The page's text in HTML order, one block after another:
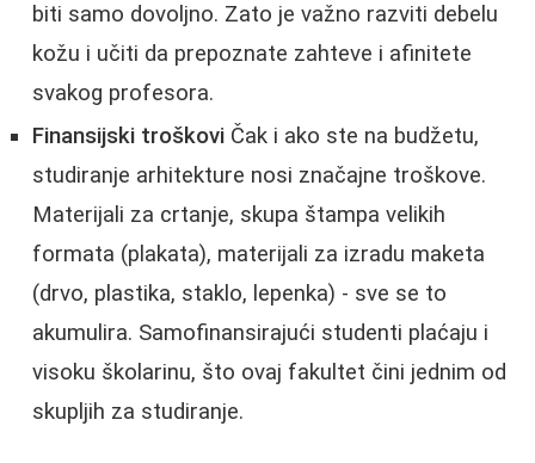
biti samo dovoljno. Zato je važno razviti debelu
kožu i učiti da prepoznate zahteve i afinitete
svakog profesora.
Finansijski troškovi Čak i ako ste na budžetu,
studiranje arhitekture nosi značajne troškove.
Materijali za crtanje, skupa štampa velikih
formata (plakata), materijali za izradu maketa
(drvo, plastika, staklo, lepenka) - sve se to
akumulira. Samofinansirajući studenti plaćaju i
visoku školarinu, što ovaj fakultet čini jednim od
skupljih za studiranje.